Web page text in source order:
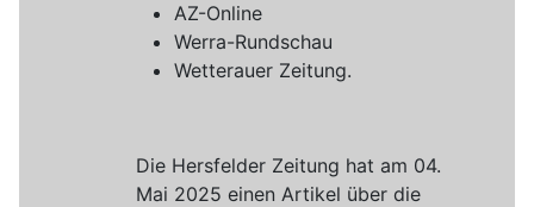
AZ-Online
Werra-Rundschau
Wetterauer Zeitung.
Die Hersfelder Zeitung hat am 04.
Mai 2025 einen Artikel über die